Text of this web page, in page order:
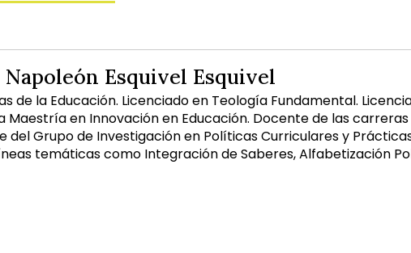
Esquivel Esquivel
de la Educación. Licenciado en Teología Fundamental.
Maestría en Innovación en Educación. Docente de las
del Grupo de Investigación en Políticas Curriculares y
temáticas como Integración de Saberes, Alfabetización